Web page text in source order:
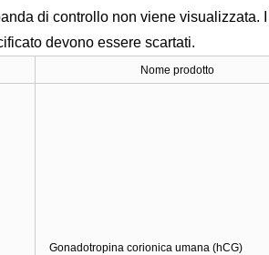
di controllo non viene
devono essere scartati.
Nome prodotto
Gonadotropina corionica umana (hCG)